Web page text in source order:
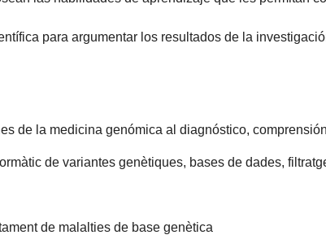
para argumentar los resultados de la
de la medicina genómica al diagnóstico,
de variantes genètiques, bases de dades,
de malalties de base genètica